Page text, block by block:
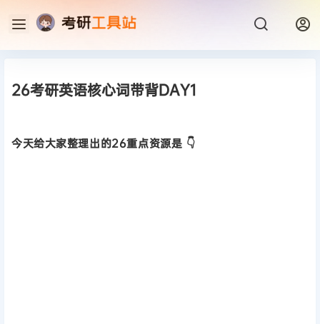
26考研英语核心词带背DAY1
今天给大家整理出的26重点资源是 👇